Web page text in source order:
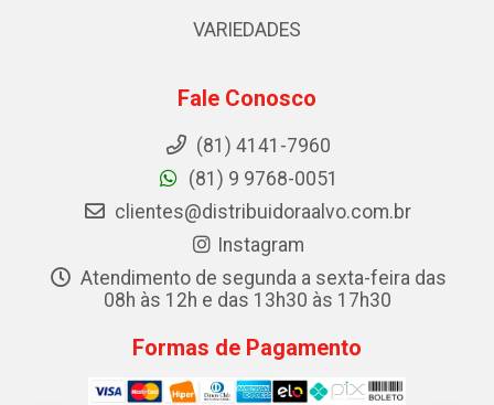
VARIEDADES
Fale Conosco
(81) 4141-7960
(81) 9 9768-0051
clientes@distribuidoraalvo.com.br
Instagram
Atendimento de segunda a sexta-feira das
08h às 12h e das 13h30 às 17h30
Formas de Pagamento